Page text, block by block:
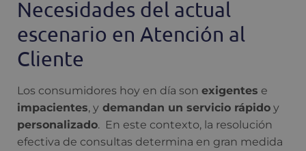
Necesidades del actual
escenario en Atención al
Cliente
Los consumidores hoy en día son exigentes e
impacientes, y demandan un servicio rápido y
personalizado. En este contexto, la resolución
efectiva de consultas determina en gran medida